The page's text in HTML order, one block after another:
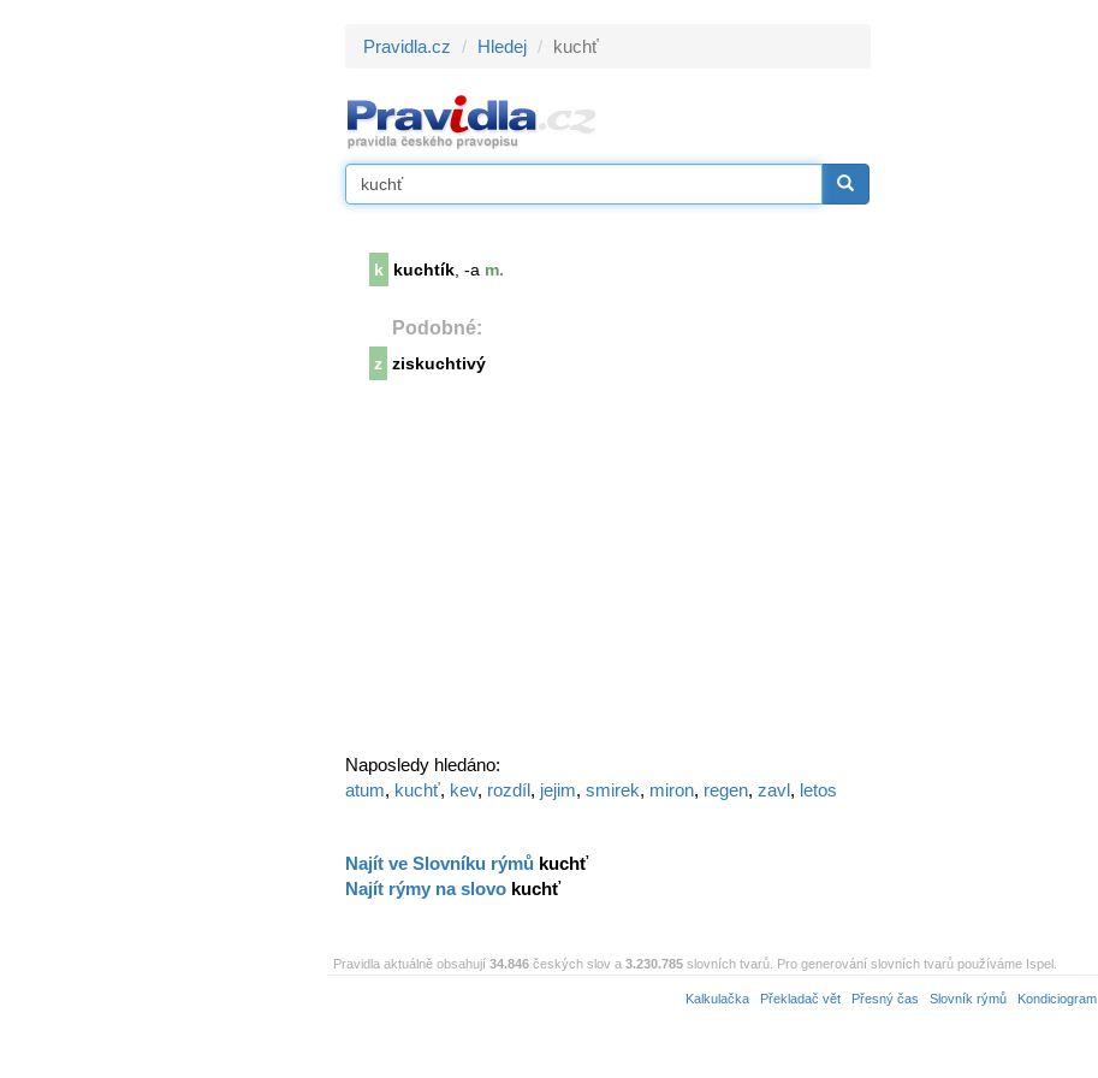
Pravidla.cz Hledej kuchť
k kuchtík , -a m.
Podobné:
z ziskuchtivý
Naposledy hledáno:
atum, kuchť, kev, rozdíl, jejim, smirek, miron, regen, zavl, letos
Najít ve Slovníku rýmů kuchť
Najít rýmy na slovo kuchť
Pravidla aktuálně obsahují 34.846 českých slov a 3.230.785 slovních tvarů. Pro generování slovních tvarů používáme Ispel.
Kalkulačka Překladač vět Přesný čas Slovník rýmů Kondiciogram